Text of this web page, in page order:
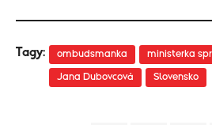
Tagy: ombudsmanka ministerka
Jana Dubovcová Slovensko